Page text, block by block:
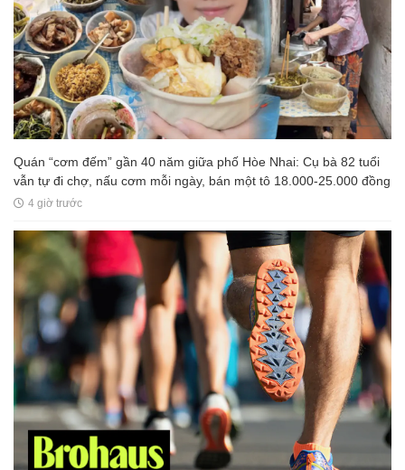
Quán “cơm đếm” gần 40 năm giữa phố Hòe Nhai: Cụ bà 82 tuổi
vẫn tự đi chợ, nấu cơm mỗi ngày, bán một tô 18.000-25.000 đồng
4 giờ trước